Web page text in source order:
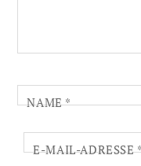
NAME*
E-MAIL-ADRESSE